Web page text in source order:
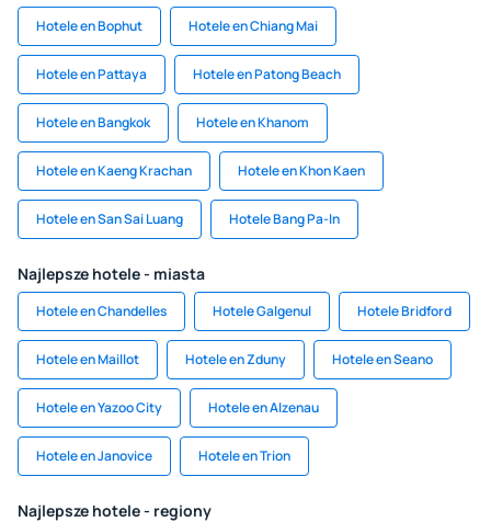
Hotele en Bophut Hotele en Chiang Mai
Hotele en Pattaya Hotele en Patong Beach
Hotele en Bangkok Hotele en Khanom
Hotele en Kaeng Krachan Hotele en Khon Kaen
Hotele en San Sai Luang Hotele Bang Pa-In
Najlepsze hotele - miasta
Hotele en Chandelles Hotele Galgenul Hotele Bridford
Hotele en Maillot Hotele en Zduny Hotele en Seano
Hotele en Yazoo City Hotele en Alzenau
Hotele en Janovice Hotele en Trion
Najlepsze hotele - regiony